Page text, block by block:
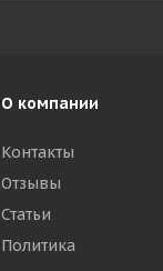
О компании
Контакты
Отзывы
Статьи
Политика